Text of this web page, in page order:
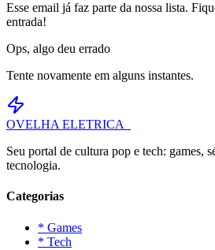
Esse email já faz parte da nossa lista.
entrada!
Ops, algo deu errado
Tente novamente em alguns instantes.
OVELHA ELETRICA_
Seu portal de cultura pop e tech: games,
tecnologia.
Categorias
* Games
* Tech